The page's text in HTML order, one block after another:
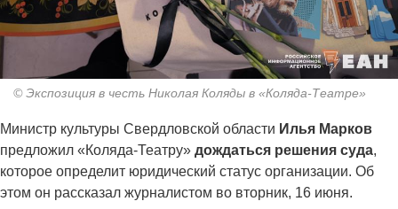
© Экспозиция в честь Николая Коляды в «Коляда-Театре»
Министр культуры Свердловской области Илья Марков
предложил «Коляда-Театру» дождаться решения суда,
которое определит юридический статус организации. Об
этом он рассказал журналистом во вторник, 16 июня.